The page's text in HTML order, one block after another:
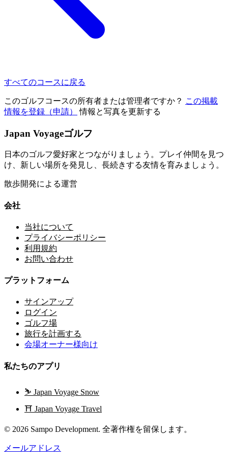
すべてのコースに戻る
このゴルフコースの所有者または管理者ですか？ この掲載
情報を登録（申請）
情報と写真を更新する
Japan Voyageゴルフ
日本のゴルフ愛好家とつながりましょう。プレイ仲間を見つ
け、新しい場所を発見し、長続きする友情を育みましょう。
散歩開発による運営
会社
当社について
プライバシーポリシー
利用規約
お問い合わせ
プラットフォーム
サインアップ
ログイン
ゴルフ場
旅行を計画する
会場オーナー様向け
私たちのアプリ
⛷️ Japan Voyage Snow
⛩️ Japan Voyage Travel
© 2026 Sampo Development. 全著作権を留保します。
メールアドレス